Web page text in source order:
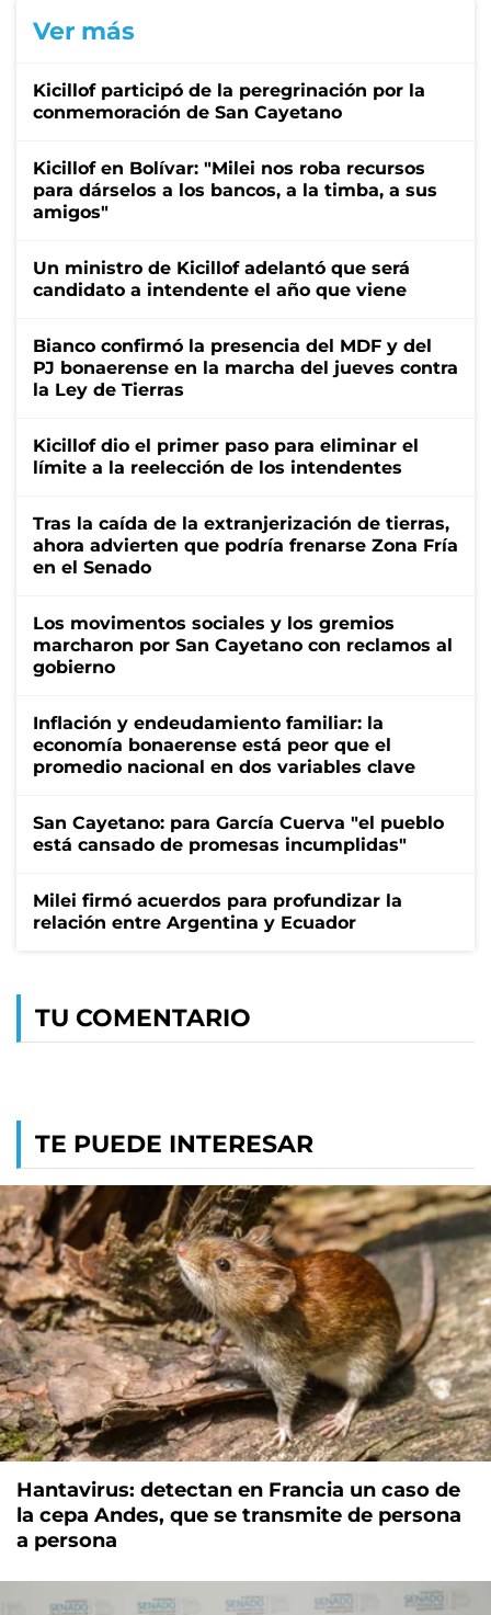
Ver más
Kicillof participó de la peregrinación por la
conmemoración de San Cayetano
Kicillof en Bolívar: "Milei nos roba recursos
para dárselos a los bancos, a la timba, a sus
amigos"
Un ministro de Kicillof adelantó que será
candidato a intendente el año que viene
Bianco confirmó la presencia del MDF y del
PJ bonaerense en la marcha del jueves contra
la Ley de Tierras
Kicillof dio el primer paso para eliminar el
límite a la reelección de los intendentes
Tras la caída de la extranjerización de tierras,
ahora advierten que podría frenarse Zona Fría
en el Senado
Los movimentos sociales y los gremios
marcharon por San Cayetano con reclamos al
gobierno
Inflación y endeudamiento familiar: la
economía bonaerense está peor que el
promedio nacional en dos variables clave
San Cayetano: para García Cuerva "el pueblo
está cansado de promesas incumplidas"
Milei firmó acuerdos para profundizar la
relación entre Argentina y Ecuador
TU COMENTARIO
TE PUEDE INTERESAR
Hantavirus: detectan en Francia un caso de
la cepa Andes, que se transmite de persona
a persona